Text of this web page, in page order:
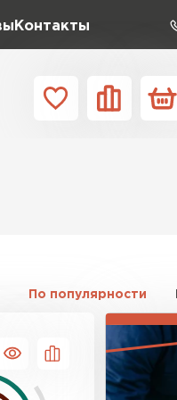
Контакты
По популярности